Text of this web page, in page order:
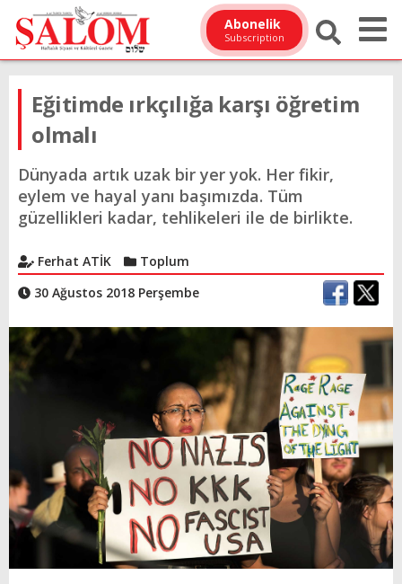
Abonelik
Subscription
Eğitimde ırkçılığa karşı öğretim
olmalı
Dünyada artık uzak bir yer yok. Her fikir,
eylem ve hayal yanı başımızda. Tüm
güzellikleri kadar, tehlikeleri ile de birlikte.
Ferhat ATİK
Toplum
30 Ağustos 2018 Perşembe